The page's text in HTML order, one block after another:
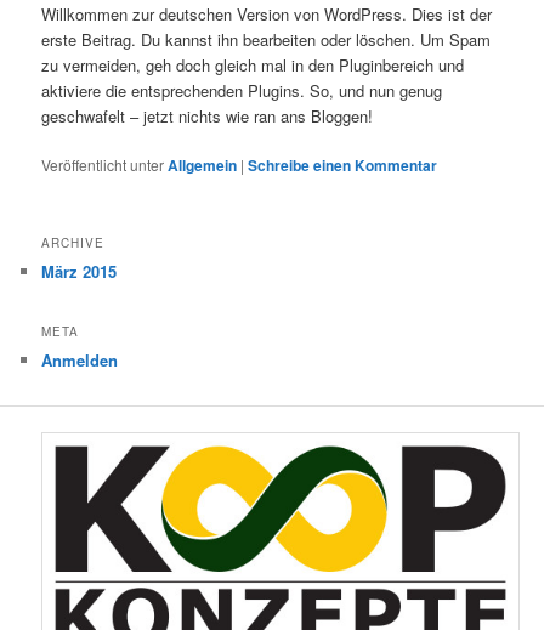
Willkommen zur deutschen Version von WordPress. Dies ist der
erste Beitrag. Du kannst ihn bearbeiten oder löschen. Um Spam
zu vermeiden, geh doch gleich mal in den Pluginbereich und
aktiviere die entsprechenden Plugins. So, und nun genug
geschwafelt – jetzt nichts wie ran ans Bloggen!
Veröffentlicht unterAllgemein |Schreibe einen Kommentar
ARCHIVE
März 2015
META
Anmelden